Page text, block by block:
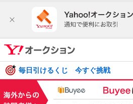
毎日引けるくじ 今すぐ挑戦